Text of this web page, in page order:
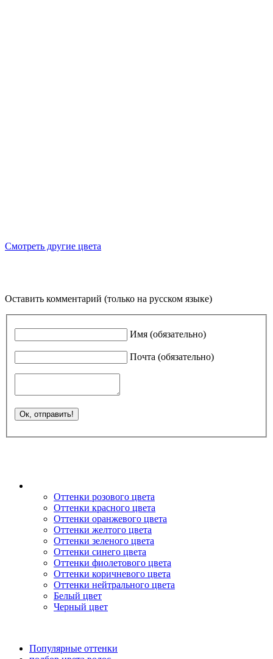
Смотреть другие цвета
Оставить комментарий (только на русском языке)
Имя (обязательно)
Почта (обязательно)
Оттенки розового цвета
Оттенки красного цвета
Оттенки оранжевого цвета
Оттенки желтого цвета
Оттенки зеленого цвета
Оттенки синего цвета
Оттенки фиолетового цвета
Оттенки коричневого цвета
Оттенки нейтрального цвета
Белый цвет
Черный цвет
Популярные оттенки